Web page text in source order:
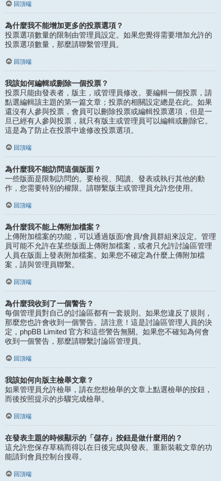
回頂端
為什麼我不能增加更多的投票選項？
投票選項數量的限制由管理員設定。如果您覺得需要增加允許的
投票選項數量，那麼請聯繫管理員。
回頂端
我該如何編輯或刪除一個投票？
投票只能由發表者，版主，或管理員修改。要編輯一個投票，請
點選編輯該主題的第一篇文章；投票的相關設定總是在此。如果
還沒有人參與投票，會員可以刪除投票或編輯投票選項，但是一
旦已經有人參與投票，就只有版主或管理員可以編輯或刪除它。
這是為了防止在投票中途修改投票選項。
回頂端
為什麼我不能訪問這個版面？
一些版面是限制訪問的。要檢視、閱讀、發表或執行其他的動
作，您需要特別的權限。請聯繫版主或管理員允許您使用。
回頂端
為什麼我不能上傳附加檔案？
上傳附加檔案的功能，可以通過版面/會員/會員群組來設定。管理
員可能不允許在某些版面上傳附加檔案，或者只允許討論區管理
人員在版面上發表附加檔案。如果您不確定為什麼上傳附加檔
案，請與管理員聯繫。
回頂端
為什麼我收到了一個警告？
每個管理員對自己的討論區都有一套規則。如果您違反了規則，
那麼您也許會收到一個警告。請注意！這是討論區管理人員的決
定，phpBB Limited 官方和這些警告無關。如果您不確知為何會
收到一個警告，那麼請聯繫討論區管理員。
回頂端
我該如何向版主檢舉文章？
如果管理員允許檢舉，請在您想檢舉的文章上點選檢舉的按鈕，
而後按照提示的步驟完成檢舉。
回頂端
在發表主題的時候顯示的「儲存」按鈕是做什麼用的？
這允許您保存草稿而得以在日後完成與發表。重新裝載文章的功
能請到會員控制台搜尋。
回頂端